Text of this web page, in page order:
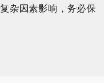
杂因素影响，务必保